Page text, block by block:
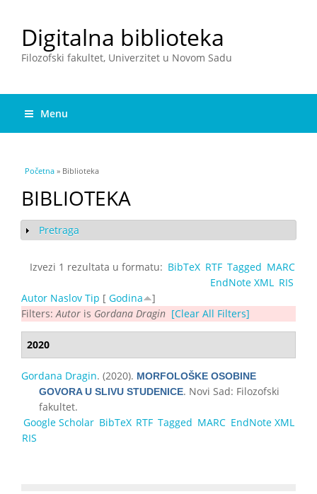
Digitalna biblioteka
Filozofski fakultet, Univerzitet u Novom Sadu
Menu
You are here
Početna » Biblioteka
BIBLIOTEKA
Show
Pretraga
Izvezi 1 rezultata u formatu: BibTeX RTF Tagged MARC
EndNote XML
RIS
Autor Naslov Tip [ Godina
]
Filters: Autor is Gordana Dragin [Clear All Filters]
2020
Gordana Dragin. (2020). MORFOLOŠKE OSOBINE
GOVORA U SLIVU STUDENICE. Novi Sad: Filozofski
fakultet.
Google Scholar BibTeX RTF Tagged MARC EndNote XML
RIS